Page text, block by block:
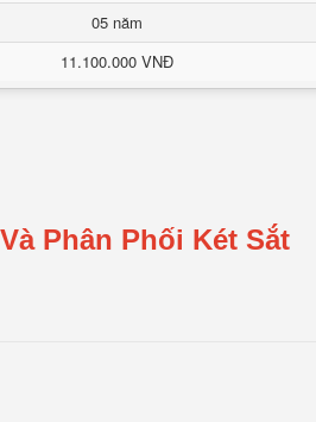
05 năm
11.100.000 VNĐ
Phân Phối Két Sắt